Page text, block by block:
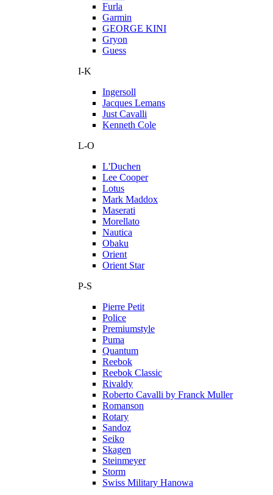
Furla
Garmin
GEORGE KINI
Gryon
Guess
I-K
Ingersoll
Jacques Lemans
Just Cavalli
Kenneth Cole
L-O
L'Duchen
Lee Cooper
Lotus
Mark Maddox
Maserati
Morellato
Nautica
Obaku
Orient
Orient Star
P-S
Pierre Petit
Police
Premiumstyle
Puma
Quantum
Reebok
Reebok Classic
Rivaldy
Roberto Cavalli by Franck Muller
Romanson
Rotary
Sandoz
Seiko
Skagen
Steinmeyer
Storm
Swiss Military Hanowa